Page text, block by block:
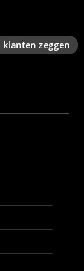
klanten zeggen